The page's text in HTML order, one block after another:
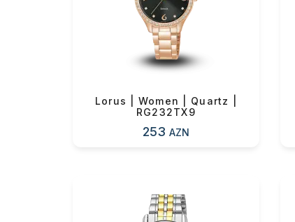
Lorus | Women | Quartz |
RG232TX9
253 AZN
Yekun məbləğ